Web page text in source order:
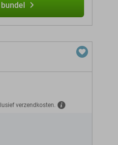
verzendkosten.